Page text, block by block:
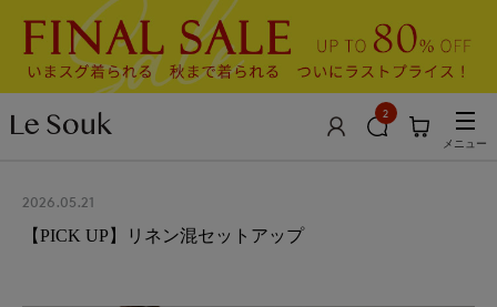
2
メニュー
2026.05.21
【PICK UP】リネン混セットアップ